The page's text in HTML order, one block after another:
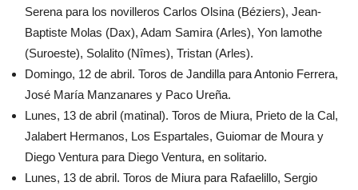
Serena para los novilleros Carlos Olsina (Béziers), Jean-
Baptiste Molas (Dax), Adam Samira (Arles), Yon lamothe
(Suroeste), Solalito (Nîmes), Tristan (Arles).
Domingo, 12 de abril. Toros de Jandilla para Antonio Ferrera,
José María Manzanares y Paco Ureña.
Lunes, 13 de abril (matinal). Toros de Miura, Prieto de la Cal,
Jalabert Hermanos, Los Espartales, Guiomar de Moura y
Diego Ventura para Diego Ventura, en solitario.
Lunes, 13 de abril. Toros de Miura para Rafaelillo, Sergio